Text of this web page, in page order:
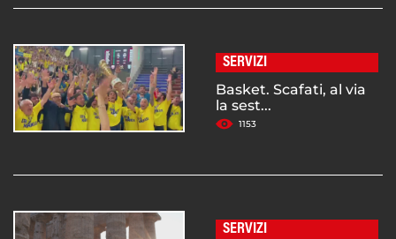
SERVIZI
Basket. Scafati, al via
la sest...
1153
SERVIZI